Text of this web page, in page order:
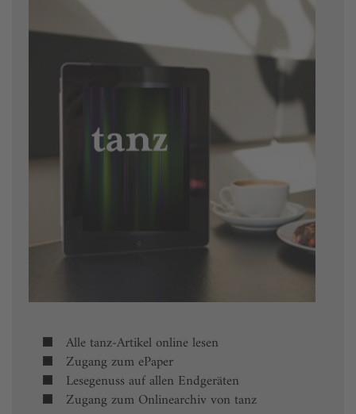
Alle tanz-Artikel online lesen
Zugang zum ePaper
Lesegenuss auf allen Endgeräten
Zugang zum Onlinearchiv von tanz